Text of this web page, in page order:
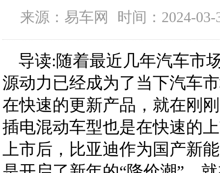
来源：易车网 时间：2024-03-
导读:随着最近几年汽车市
源动力已经成为了当下汽车
在快速的更新产品，就在刚
插电混动车型也是在快速的
上市后，比亚迪作为国产新